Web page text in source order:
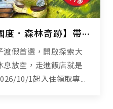
新竹親子飯店【夢幻國度．森林奇跡】帶孩子漫步山林、設施闖關抽奇跡扭蛋！
假首選，開啟探索大
息放空，走進飯店就是
10/1起入住領取專...